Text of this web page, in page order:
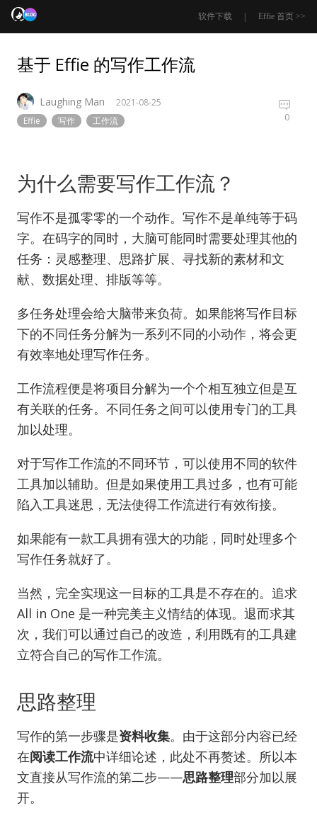
软件下载 | Effie 首页 >>
基于 Effie 的写作工作流
Laughing Man
2021-08-25
Effie
写作 工作流 0
为什么需要写作工作流？
写作不是孤零零的一个动作。写作不是单纯等于码
字。在码字的同时，大脑可能同时需要处理其他的
任务：灵感整理、思路扩展、寻找新的素材和文
献、数据处理、排版等等。
多任务处理会给大脑带来负荷。如果能将写作目标
下的不同任务分解为一系列不同的小动作，将会更
有效率地处理写作任务。
工作流程便是将项目分解为一个个相互独立但是互
有关联的任务。不同任务之间可以使用专门的工具
加以处理。
对于写作工作流的不同环节，可以使用不同的软件
工具加以辅助。但是如果使用工具过多，也有可能
陷入工具迷思，无法使得工作流进行有效衔接。
如果能有一款工具拥有强大的功能，同时处理多个
写作任务就好了。
当然，完全实现这一目标的工具是不存在的。追求
All in One 是一种完美主义情结的体现。退而求其
次，我们可以通过自己的改造，利用既有的工具建
立符合自己的写作工作流。
思路整理
写作的第一步骤是资料收集。由于这部分内容已经
在阅读工作流中详细论述，此处不再赘述。所以本
文直接从写作流的第二步——思路整理部分加以展
开。